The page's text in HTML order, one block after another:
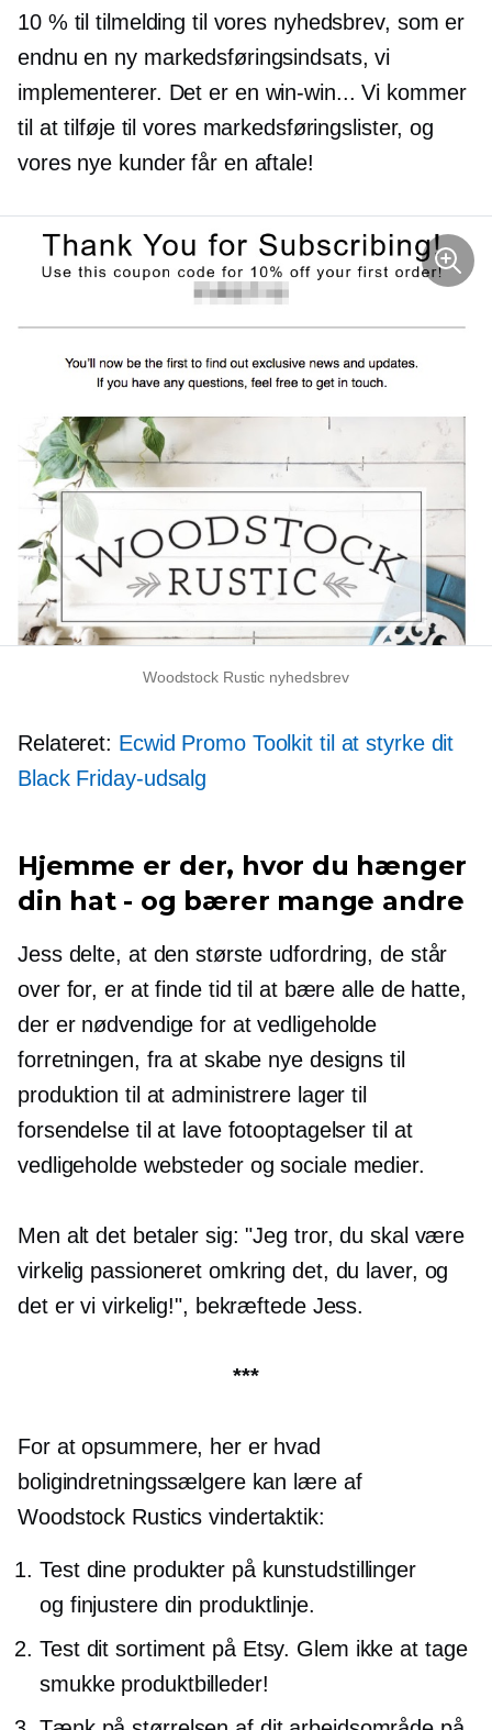
10 % til tilmelding til vores nyhedsbrev, som er
endnu en ny markedsføringsindsats, vi
implementerer. Det er en win-win... Vi kommer
til at tilføje til vores markedsføringslister, og
vores nye kunder får en aftale!
Woodstock Rustic nyhedsbrev
Relateret: Ecwid Promo Toolkit til at styrke dit
Black Friday-udsalg
Hjemme er der, hvor du hænger
din hat - og bærer mange andre
Jess delte, at den største udfordring, de står
over for, er at finde tid til at bære alle de hatte,
der er nødvendige for at vedligeholde
forretningen, fra at skabe nye designs til
produktion til at administrere lager til
forsendelse til at lave fotooptagelser til at
vedligeholde websteder og sociale medier.
Men alt det betaler sig: "Jeg tror, ​​du skal være
virkelig passioneret omkring det, du laver, og
det er vi virkelig!", bekræftede Jess.
***
For at opsummere, her er hvad
boligindretningssælgere kan lære af
Woodstock Rustics vindertaktik:
Test dine produkter på kunstudstillinger
og finjusteredin produktlinje.
Test dit sortiment på Etsy. Glem ikke at tage
smukke produktbilleder!